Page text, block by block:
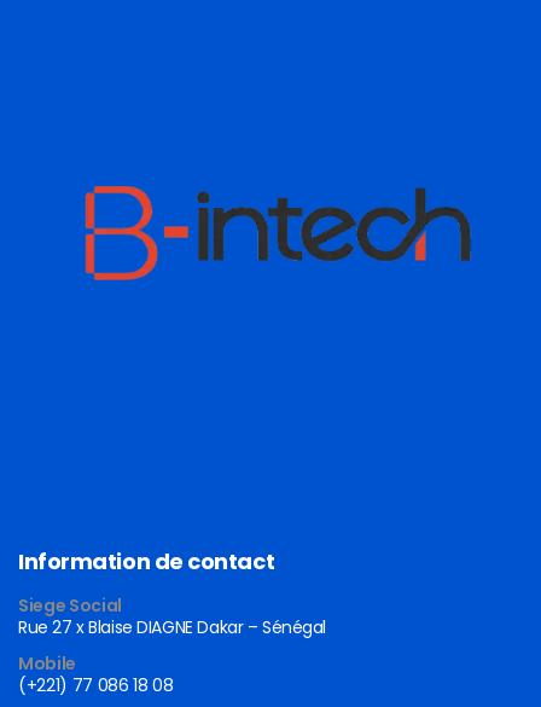
Information de contact
Siege Social
Rue 27 x Blaise DIAGNE Dakar – Sénégal
Mobile
(+221) 77 086 18 08